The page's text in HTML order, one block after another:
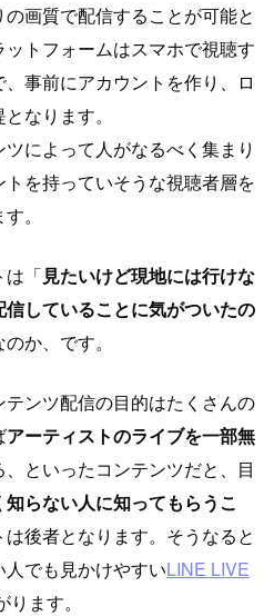
画質で配信することが可能と
トフォームはスマホで視聴す
事前にアカウントを作り、ロ
なります。
によって人がなるべく集まり
を持っていそうな視聴者層を
。
は「見たいけど現地には行けな
信していることに気がついたの
のか、です。
ンツ配信の目的はたくさんの
アーティストのライブを一部無
、といったコンテンツだと、目
らない人に知ってもらうこ
は後者となります。そうなると
でも見かけやすいLINE LIVE
ます。